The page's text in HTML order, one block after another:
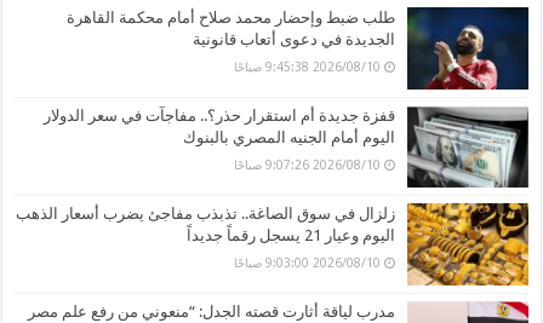
طلب ضبط وإحضار محمد صلاح أمام محكمة القاهرة
الجديدة في دعوى أتعاب قانونية
2026/08/10 9:45:38 صباحًا
قفزة جديدة أم استقرار حذر؟.. مفاجآت في سعر الدولار
اليوم أمام الجنيه المصري بالبنوك
2026/08/10 9:07:26 صباحًا
زلزال في سوق الصاغة.. تذبذب مفاجئ يضرب أسعار الذهب
اليوم وعيار 21 يسجل رقماً جديداً
2026/08/10 9:03:00 صباحًا
مدرب لياقة أثارت قصته الجدل: “منعوني من رفع علم مصر